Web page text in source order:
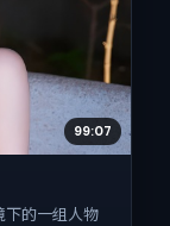
99:07
下的一组人物